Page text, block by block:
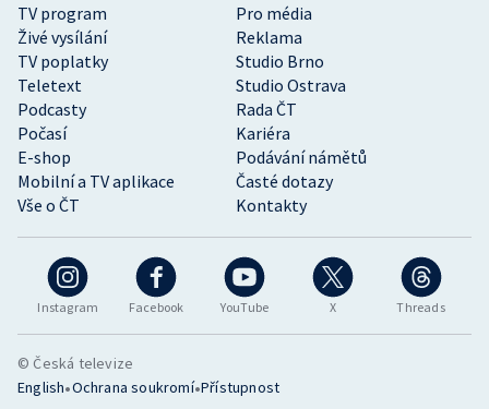
Instagram Facebook YouTube X Threads
TV program
Pro média
Živé vysílání
Reklama
TV poplatky
Studio Brno
Teletext
Studio Ostrava
Podcasty
Rada ČT
Počasí
Kariéra
E-shop
Podávání námětů
Mobilní a TV aplikace
Časté dotazy
Vše o ČT
Kontakty
© Česká televize
English•Ochrana soukromí•Přístupnost